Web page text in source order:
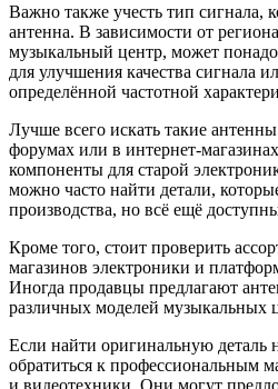
Важно также учесть тип сигнала,
антенна. В зависимости от
музыкальный центр, может
для улучшения качества сигнала
определённой частотной
Лучше всего искать такие
форумах или в интернет-
компоненты для старой
можно часто найти детали,
производства, но всё ещё
Кроме того, стоит проверить
магазинов электроники и
Иногда продавцы предлагают
различных моделей музыкальных
Если найти оригинальную деталь
обратиться к профессиональным
и видеотехники. Они могут